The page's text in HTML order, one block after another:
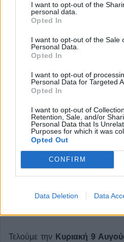
I want to opt-out of the
personal data.
Opted In
I want to opt-out of the Sale
Personal Data.
Opted In
I want to opt-out of
Personal Data for Targeted
Opted In
I want to opt-out of
Retention, Sale, and/or
Personal Data that Is
Purposes for which it was
Opted Out
CONFIRM
Data Deletion Data
Την Κυριακή 9
Τελούμε την Κυριακή 9